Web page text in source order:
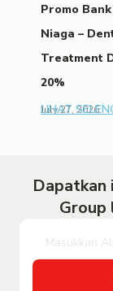
Promo Bank
Niaga –
Treatment
20%
July 27, 2026
LIHAT
Group